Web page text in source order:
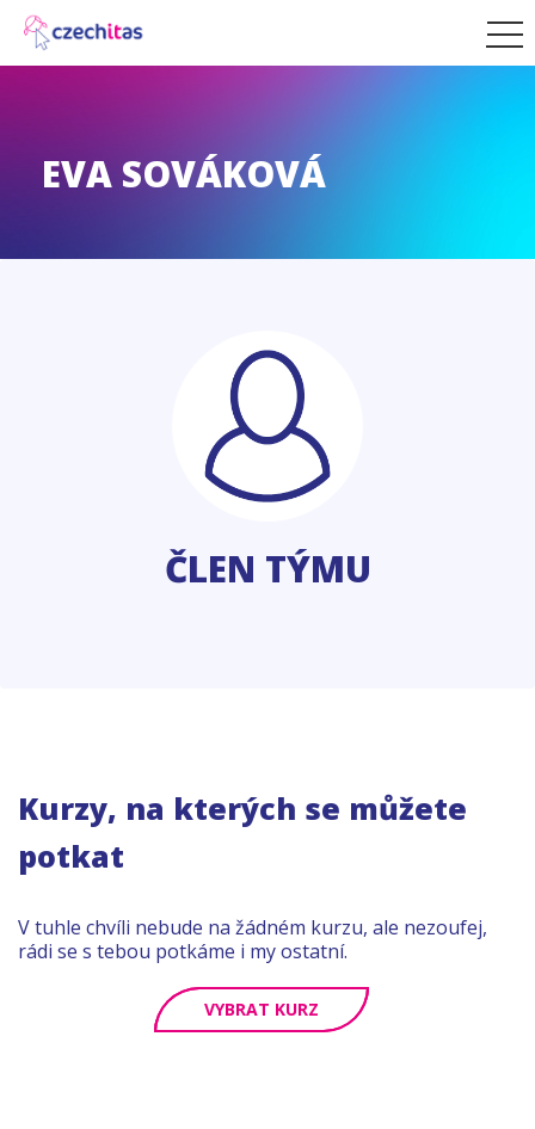
EVA SOVÁKOVÁ
ČLEN TÝMU
Kurzy, na kterých se můžete
potkat
V tuhle chvíli nebude na žádném kurzu, ale nezoufej,
rádi se s tebou potkáme i my ostatní.
VYBRAT KURZ